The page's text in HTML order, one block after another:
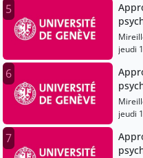
5
jeudi
6
jeudi
7